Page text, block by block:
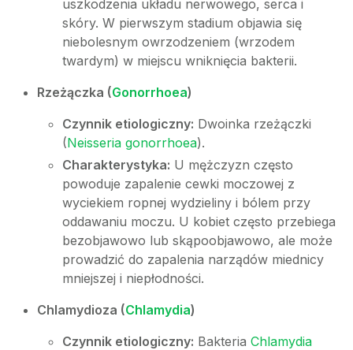
uszkodzenia układu nerwowego, serca i
skóry. W pierwszym stadium objawia się
niebolesnym owrzodzeniem (wrzodem
twardym) w miejscu wniknięcia bakterii.
Rzeżączka (Gonorrhoea)
Czynnik etiologiczny: Dwoinka rzeżączki
(Neisseria gonorrhoea).
Charakterystyka: U mężczyzn często
powoduje zapalenie cewki moczowej z
wyciekiem ropnej wydzieliny i bólem przy
oddawaniu moczu. U kobiet często przebiega
bezobjawowo lub skąpoobjawowo, ale może
prowadzić do zapalenia narządów miednicy
mniejszej i niepłodności.
Chlamydioza (Chlamydia)
Czynnik etiologiczny: Bakteria Chlamydia